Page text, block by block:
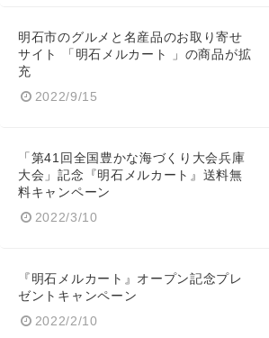
明石市のグルメと名産品のお取り寄せ
サイト 「明石メルカート 」の商品が拡
充
2022/9/15
「第41回全国豊かな海づくり大会兵庫
大会」記念『明石メルカート』送料無
料キャンペーン
2022/3/10
『明石メルカート』オープン記念プレ
ゼントキャンペーン
2022/2/10
Japanese